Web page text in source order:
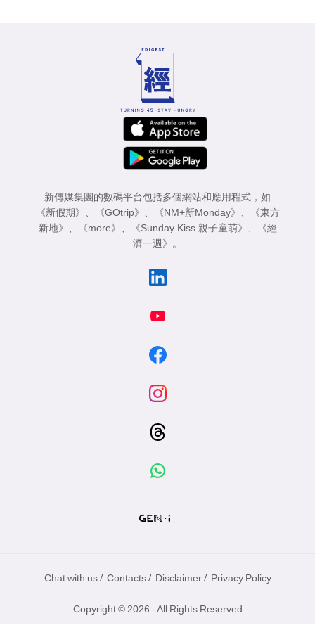
新傳媒集團的數碼平台包括多個網站和應用程式，如
《新假期》
《GOtrip》 《NM+新Monday》
《東方
新地》
《more》 《Sunday Kiss 親子童萌》
《經
濟一週》
。
Chat with us / Contacts / Disclaimer / Privacy Policy
Copyright © 2026 - All Rights Reserved